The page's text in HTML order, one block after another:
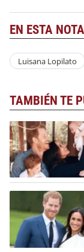
EN ESTA NOTA
Luisana Lopilato
TAMBIÉN TE